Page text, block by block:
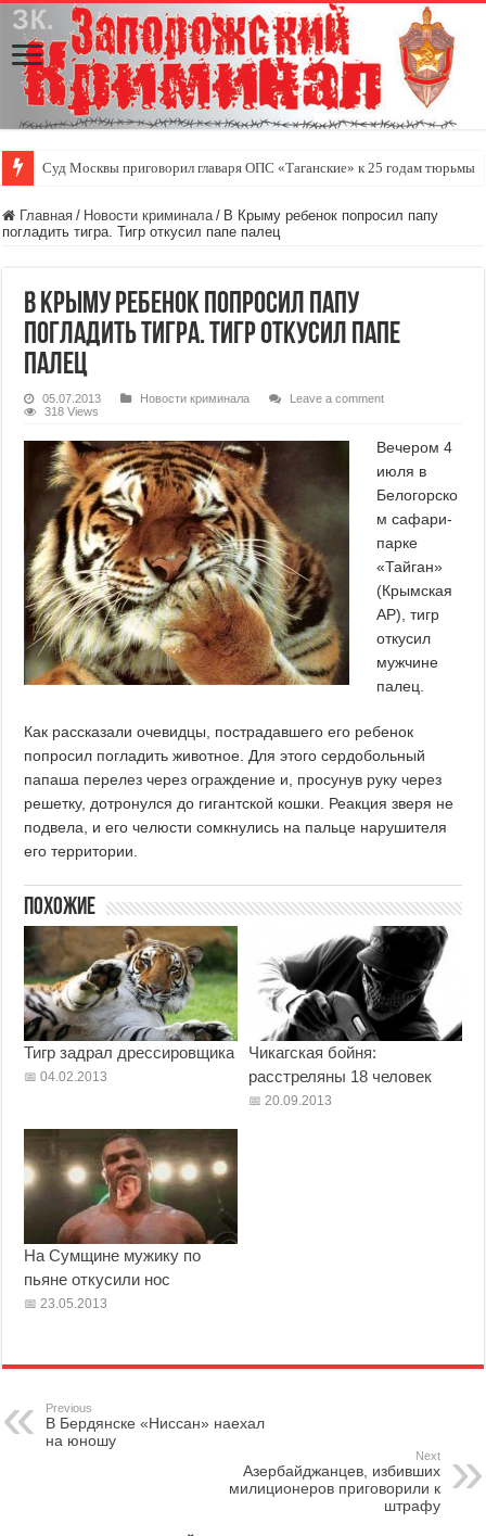
Суд Москвы приговорил главаря ОПС «Таганские» к 25 годам тюрьмы
Главная / Новости криминала / В Крыму ребенок попросил папу
погладить тигра. Тигр откусил папе палец
В Крыму ребенок попросил папу
погладить тигра. Тигр откусил папе
палец
05.07.2013 Новости криминала
Leave a comment
318 Views
Вечером 4
июля в
Белогорско
м сафари-
парке
«Тайган»
(Крымская
АР), тигр
откусил
мужчине
палец.
Как рассказали очевидцы, пострадавшего его ребенок
попросил погладить животное. Для этого сердобольный
папаша перелез через ограждение и, просунув руку через
решетку, дотронулся до гигантской кошки. Реакция зверя не
подвела, и его челюсти сомкнулись на пальце нарушителя
его территории.
Похожие
Тигр задрал дрессировщика
04.02.2013
Чикагская бойня:
расстреляны 18 человек
20.09.2013
На Сумщине мужику по
пьяне откусили нос
23.05.2013
Previous
В Бердянске «Ниссан» наехал
на юношу
Next
Азербайджанцев, избивших
милиционеров приговорили к
штрафу